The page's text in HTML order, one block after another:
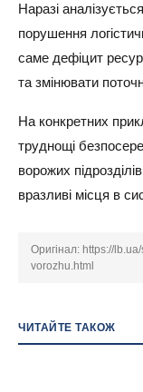
Наразі
порушення
саме дефіцит
та змінювати
На конкретних
труднощі
ворожих
вразливі місця в
Оригінал: https://
vorozhu.html
ЧИТАЙТЕ ТАКОЖ